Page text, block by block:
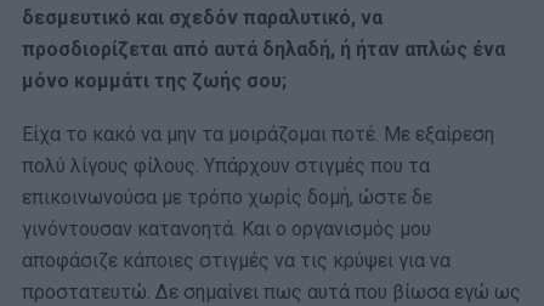
δεσμευτικό και σχεδόν παραλυτικό, να
προσδιορίζεται από αυτά δηλαδή, ή ήταν απλώς ένα
μόνο κομμάτι της ζωής σου;
Είχα το κακό να μην τα μοιράζομαι ποτέ. Με εξαίρεση
πολύ λίγους φίλους. Υπάρχουν στιγμές που τα
επικοινωνούσα με τρόπο χωρίς δομή, ώστε δε
γινόντουσαν κατανοητά. Και ο οργανισμός μου
αποφάσιζε κάποιες στιγμές να τις κρύψει για να
προστατευτώ. Δε σημαίνει πως αυτά που βίωσα εγώ ως